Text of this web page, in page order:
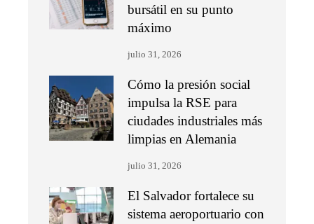
bursátil en su punto
máximo
julio 31, 2026
Cómo la presión social
impulsa la RSE para
ciudades industriales más
limpias en Alemania
julio 31, 2026
El Salvador fortalece su
sistema aeroportuario con